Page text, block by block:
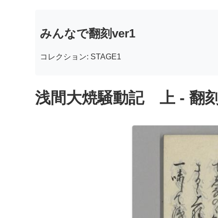
みんなで翻刻ver1
コレクション: STAGE1
浅間大焼騒動記 上 - 翻